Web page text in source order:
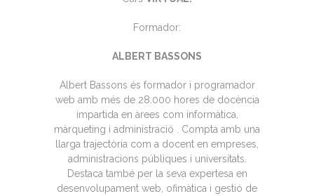
Formador:
ALBERT BASSONS
Albert Bassons és formador i programador
web amb més de 28.000 hores de docència
impartida en àrees com informàtica,
màrqueting i administració . Compta amb una
llarga trajectòria com a docent en empreses,
administracions públiques i universitats.
Destaca també per la seva expertesa en
desenvolupament web, ofimàtica i gestió de